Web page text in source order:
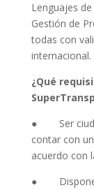
Lenguajes
Gestión de
todas con
internacional.
¿Qué
● Ser
contar con
acuerdo con
● Disponer